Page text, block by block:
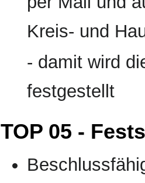
Kreis- und
- damit wird
festgestellt
TOP 05 -